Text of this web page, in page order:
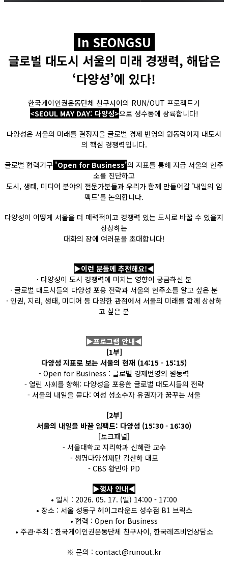
In SEONGSU
글로벌 대도시 서울의 미래 경쟁력, 해답은
‘다양성’에 있다!
한국게이인권운동단체 친구사이의 RUN/OUT 프로젝트가
<SEOUL MAY DAY: 다양성>으로 성수동에 상륙합니다!
다양성은 서울의 미래를 결정지을 글로벌 경제 번영의 원동력이자 대도시
의 핵심 경쟁력입니다.
글로벌 협력기구 'Open for Business'의 지표를 통해 지금 서울의 현주
소를 진단하고
도시, 생태, 미디어 분야의 전문가분들과 우리가 함께 만들어갈 ’내일의 임
팩트‘를 논의합니다.
다양성이 어떻게 서울을 더 매력적이고 경쟁력 있는 도시로 바꿀 수 있을지
상상하는
대화의 장에 여러분을 초대합니다!
▶이런 분들께 추천해요!◀
· 다양성이 도시 경쟁력에 미치는 영향이 궁금하신 분
· 글로벌 대도시들의 다양성 포용 전략과 서울의 현주소를 알고 싶은 분
· 인권, 지리, 생태, 미디어 등 다양한 관점에서 서울의 미래를 함께 상상하
고 싶은 분
▶프로그램 안내◀
[1부]
다양성 지표로 보는 서울의 현재 (14:15 - 15:15)
- Open for Business : 글로벌 경제번영의 원동력
- 열린 사회를 향해: 다양성을 포용한 글로벌 대도시들의 전략
- 서울의 내일을 묻다: 여성 성소수자 유권자가 꿈꾸는 서울
[2부]
서울의 내일을 바꿀 임팩트: 다양성 (15:30 - 16:30)
[토크패널]
- 서울대학교 지리학과 신혜란 교수
- 생명다양성재단 김산하 대표
- CBS 황민아 PD
▶행사 안내◀
• 일시 : 2026. 05. 17. (일) 14:00 - 17:00
• 장소 : 서울 성동구 헤이그라운드 성수점 B1 브릭스
• 협력 : Open for Business
• 주관·주최 : 한국게이인권운동단체 친구사이, 한국레즈비언상담소
※ 문의 : contact@runout.kr